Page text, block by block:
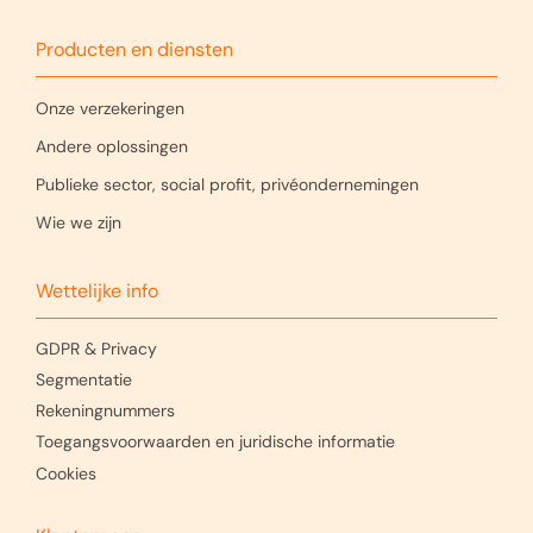
Producten en diensten
Onze verzekeringen
Andere oplossingen
Publieke sector, social profit, privéondernemingen
Wie we zijn
Wettelijke info
GDPR & Privacy
Segmentatie
Rekeningnummers
Toegangsvoorwaarden en juridische informatie
Cookies